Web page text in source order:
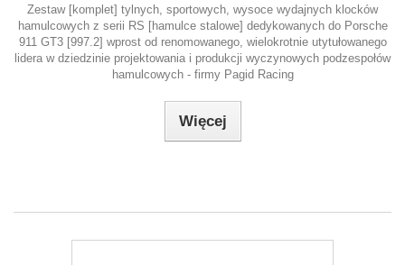
Zestaw [komplet] tylnych, sportowych, wysoce wydajnych klocków
hamulcowych z serii RS [hamulce stalowe] dedykowanych do Porsche
911 GT3 [997.2] wprost od renomowanego, wielokrotnie utytułowanego
lidera w dziedzinie projektowania i produkcji wyczynowych podzespołów
hamulcowych - firmy Pagid Racing
Więcej